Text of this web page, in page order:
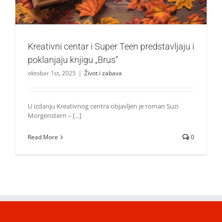
Kreativni centar i Super Teen predstavljaju i
poklanjaju knjigu „Brus“
oktobar 1st, 2025 | Život i zabava
U izdanju Kreativnog centra objavljen je roman Suzi
Morgenstern – [...]
Read More 0